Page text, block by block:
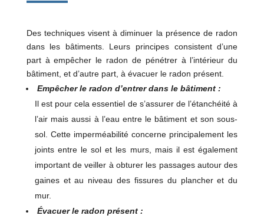
Des techniques visent à diminuer la présence de radon
dans les bâtiments. Leurs principes consistent d’une
part à empêcher le radon de pénétrer à l’intérieur du
bâtiment, et d’autre part, à évacuer le radon présent.
Empêcher le radon d’entrer dans le bâtiment :
Il est pour cela essentiel de s’assurer de l’étanchéité à
l’air mais aussi à l’eau entre le bâtiment et son sous-
sol. Cette imperméabilité concerne principalement les
joints entre le sol et les murs, mais il est également
important de veiller à obturer les passages autour des
gaines et au niveau des fissures du plancher et du
mur.
Évacuer le radon présent :